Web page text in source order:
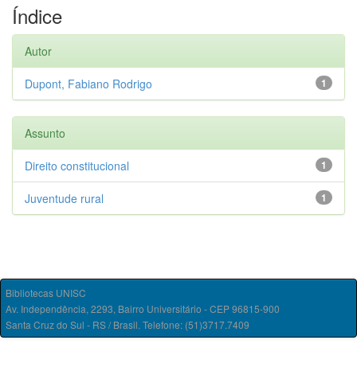
Índice
Autor
1
Dupont, Fabiano Rodrigo
Assunto
1
Direito constitucional
1
Juventude rural
Bibliotecas UNISC
Av. Independência, 2293, Bairro Universitário - CEP 96815-900
Santa Cruz do Sul - RS / Brasil. Telefone: (51)3717.7409